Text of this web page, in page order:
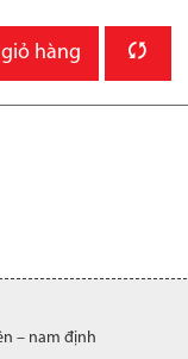
hàng
– nam định